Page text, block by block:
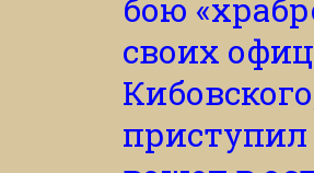
бою
своих